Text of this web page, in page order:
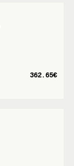
362.65€